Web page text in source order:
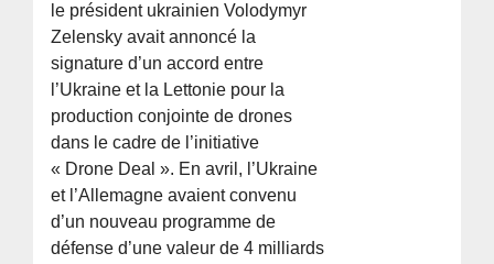
le président ukrainien Volodymyr
Zelensky avait annoncé la
signature d’un accord entre
l’Ukraine et la Lettonie pour la
production conjointe de drones
dans le cadre de l’initiative
« Drone Deal ». En avril, l’Ukraine
et l’Allemagne avaient convenu
d’un nouveau programme de
défense d’une valeur de 4 milliards